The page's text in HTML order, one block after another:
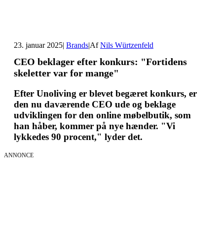
23. januar 2025| Brands|AfNils Würtzenfeld
CEO beklager efter konkurs: "Fortidens
skeletter var for mange"
Efter Unoliving er blevet begæret konkurs, er
den nu daværende CEO ude og beklage
udviklingen for den online møbelbutik, som
han håber, kommer på nye hænder. "Vi
lykkedes 90 procent," lyder det.
ANNONCE